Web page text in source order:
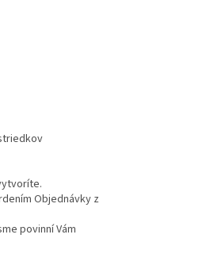
Objednávky z
povinní Vám